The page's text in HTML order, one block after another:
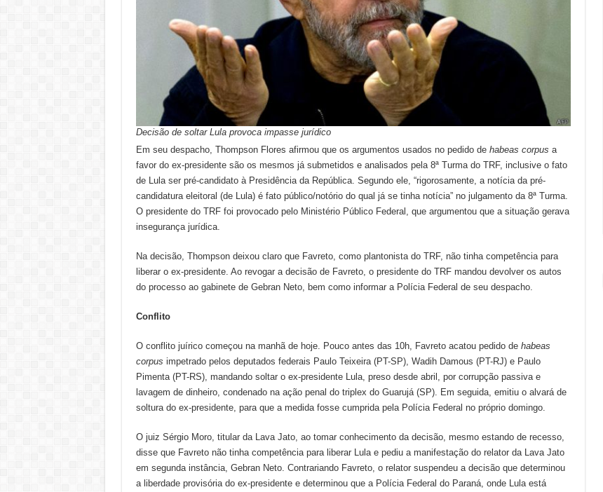
Decisão de soltar Lula provoca impasse jurídico
Em seu despacho, Thompson Flores afirmou que os argumentos usados no pedido de habeas corpus a
favor do ex-presidente são os mesmos já submetidos e analisados pela 8ª Turma do TRF, inclusive o fato
de Lula ser pré-candidato à Presidência da República. Segundo ele, “rigorosamente, a notícia da pré-
candidatura eleitoral (de Lula) é fato público/notório do qual já se tinha notícia” no julgamento da 8ª Turma.
O presidente do TRF foi provocado pelo Ministério Público Federal, que argumentou que a situação gerava
insegurança jurídica.
Na decisão, Thompson deixou claro que Favreto, como plantonista do TRF, não tinha competência para
liberar o ex-presidente. Ao revogar a decisão de Favreto, o presidente do TRF mandou devolver os autos
do processo ao gabinete de Gebran Neto, bem como informar a Polícia Federal de seu despacho.
Conflito
O conflito juírico começou na manhã de hoje. Pouco antes das 10h, Favreto acatou pedido de habeas
corpus impetrado pelos deputados federais Paulo Teixeira (PT-SP), Wadih Damous (PT-RJ) e Paulo
Pimenta (PT-RS), mandando soltar o ex-presidente Lula, preso desde abril, por corrupção passiva e
lavagem de dinheiro, condenado na ação penal do triplex do Guarujá (SP). Em seguida, emitiu o alvará de
soltura do ex-presidente, para que a medida fosse cumprida pela Polícia Federal no próprio domingo.
O juiz Sérgio Moro, titular da Lava Jato, ao tomar conhecimento da decisão, mesmo estando de recesso,
disse que Favreto não tinha competência para liberar Lula e pediu a manifestação do relator da Lava Jato
em segunda instância, Gebran Neto. Contrariando Favreto, o relator suspendeu a decisão que determinou
a liberdade provisória do ex-presidente e determinou que a Polícia Federal do Paraná, onde Lula está